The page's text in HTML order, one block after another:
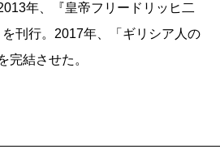
年、『皇帝フリードリッヒ二
刊行。2017年、「ギリシア人の
完結させた。